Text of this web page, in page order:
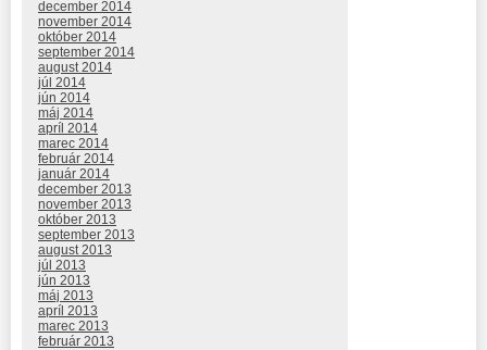
december 2014
november 2014
október 2014
september 2014
august 2014
júl 2014
jún 2014
máj 2014
apríl 2014
marec 2014
február 2014
január 2014
december 2013
november 2013
október 2013
september 2013
august 2013
júl 2013
jún 2013
máj 2013
apríl 2013
marec 2013
február 2013